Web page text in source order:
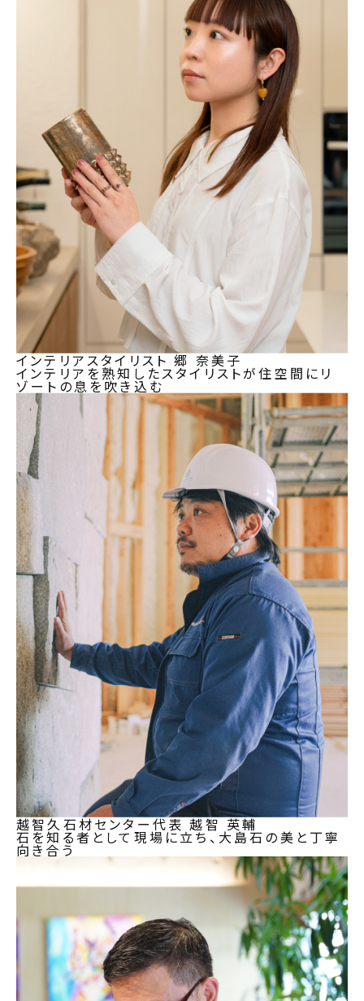
インテリアスタイリスト 郷 奈美子
インテリアを熟知したスタイリストが住空間にリ
ゾートの息を吹き込む
越智久石材センター代表 越智 英輔
石を知る者として現場に立ち、大島石の美と丁寧
向き合う